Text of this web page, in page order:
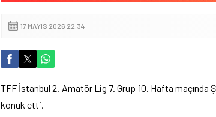
17 MAYIS 2026 22:34
TFF İstanbul 2. Amatör Lig 7. Grup 10. Hafta maçında
konuk etti.